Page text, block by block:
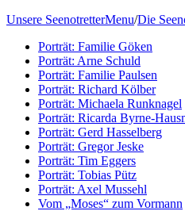
Unsere SeenotretterMenu/Die
Porträt: Familie Göken
Porträt: Arne Schuld
Porträt: Familie Paulsen
Porträt: Richard Kölber
Porträt: Michaela Runknagel
Porträt: Ricarda Byrne-
Porträt: Gerd Hasselberg
Porträt: Gregor Jeske
Porträt: Tim Eggers
Porträt: Tobias Pütz
Porträt: Axel Mussehl
Vom „Moses“ zum Vormann